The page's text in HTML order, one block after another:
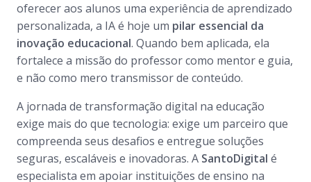
oferecer aos alunos uma experiência de aprendizado
personalizada, a IA é hoje um pilar essencial da
inovação educacional. Quando bem aplicada, ela
fortalece a missão do professor como mentor e guia,
e não como mero transmissor de conteúdo.
A jornada de transformação digital na educação
exige mais do que tecnologia: exige um parceiro que
compreenda seus desafios e entregue soluções
seguras, escaláveis e inovadoras. A SantoDigital é
especialista em apoiar instituições de ensino na